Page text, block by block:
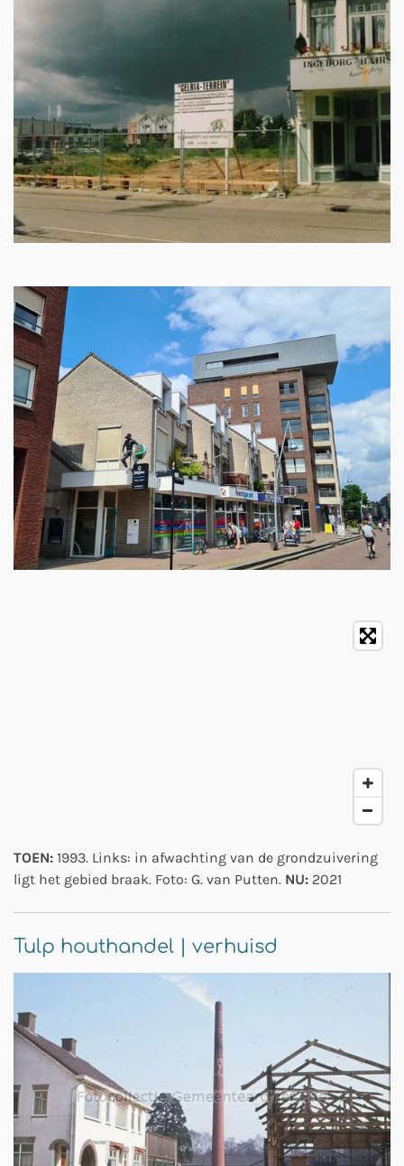
TOEN: 1993. Links: in afwachting van de grondzuivering
ligt het gebied braak. Foto: G. van Putten. NU: 2021
Tulp houthandel | verhuisd